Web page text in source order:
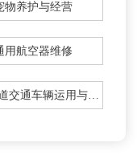
物养护与经营
用航空器维修
城市轨道交通车辆运用与检修